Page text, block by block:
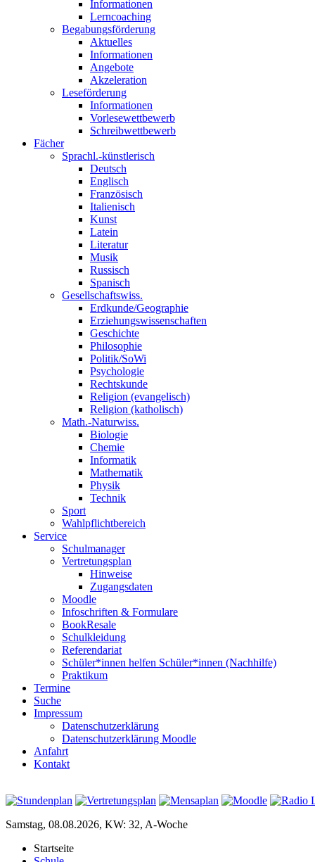
Informationen
Lerncoaching
Begabungsförderung
Aktuelles
Informationen
Angebote
Akzeleration
Leseförderung
Informationen
Vorlesewettbewerb
Schreibwettbewerb
Fächer
Sprachl.-künstlerisch
Deutsch
Englisch
Französisch
Italienisch
Kunst
Latein
Literatur
Musik
Russisch
Spanisch
Gesellschaftswiss.
Erdkunde/Geographie
Erziehungswissenschaften
Geschichte
Philosophie
Politik/SoWi
Psychologie
Rechtskunde
Religion (evangelisch)
Religion (katholisch)
Math.-Naturwiss.
Biologie
Chemie
Informatik
Mathematik
Physik
Technik
Sport
Wahlpflichtbereich
Service
Schulmanager
Vertretungsplan
Hinweise
Zugangsdaten
Moodle
Infoschriften & Formulare
BookResale
Schulkleidung
Referendariat
Schüler*innen helfen Schüler*innen (Nachhilfe)
Praktikum
Termine
Suche
Impressum
Datenschutzerklärung
Datenschutzerklärung Moodle
Anfahrt
Kontakt
Samstag, 08.08.2026, KW: 32, A-Woche
Startseite